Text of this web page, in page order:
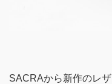
SACRAから新作のレ